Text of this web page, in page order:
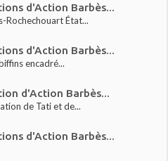
d'Action Barbès...
Rochechouart État...
d'Action Barbès...
encadré...
d'Action Barbès...
de Tati et de...
d'Action Barbès...